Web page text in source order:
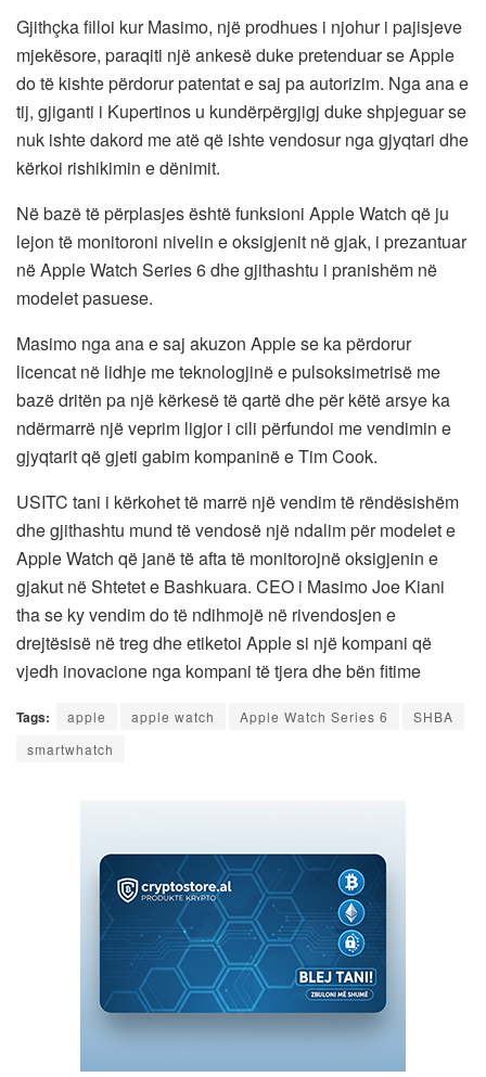
Gjithçka filloi kur Masimo, një prodhues i njohur i pajisjeve
mjekësore, paraqiti një ankesë duke pretenduar se Apple
do të kishte përdorur patentat e saj pa autorizim. Nga ana e
tij, gjiganti i Kupertinos u kundërpërgjigj duke shpjeguar se
nuk ishte dakord me atë që ishte vendosur nga gjyqtari dhe
kërkoi rishikimin e dënimit.
Në bazë të përplasjes është funksioni Apple Watch që ju
lejon të monitoroni nivelin e oksigjenit në gjak, i prezantuar
në Apple Watch Series 6 dhe gjithashtu i pranishëm në
modelet pasuese.
Masimo nga ana e saj akuzon Apple se ka përdorur
licencat në lidhje me teknologjinë e pulsoksimetrisë me
bazë dritën pa një kërkesë të qartë dhe për këtë arsye ka
ndërmarrë një veprim ligjor i cili përfundoi me vendimin e
gjyqtarit që gjeti gabim kompaninë e Tim Cook.
USITC tani i kërkohet të marrë një vendim të rëndësishëm
dhe gjithashtu mund të vendosë një ndalim për modelet e
Apple Watch që janë të afta të monitorojnë oksigjenin e
gjakut në Shtetet e Bashkuara. CEO i Masimo Joe Kiani
tha se ky vendim do të ndihmojë në rivendosjen e
drejtësisë në treg dhe etiketoi Apple si një kompani që
vjedh inovacione nga kompani të tjera dhe bën fitime
Tags: apple apple watch Apple Watch Series 6
SHBA
smartwhatch